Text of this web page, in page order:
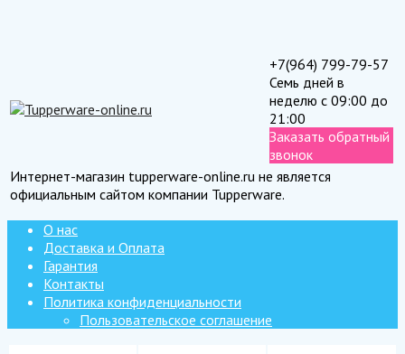
+7(964) 799-79-57
Семь дней в
неделю с 09:00 до
21:00
Заказать обратный
звонок
Интернет-магазин tupperware-online.ru не является
официальным сайтом компании Tupperware.
О нас
Доставка и Оплата
Гарантия
Контакты
Политика конфиденциальности
Пользовательское соглашение